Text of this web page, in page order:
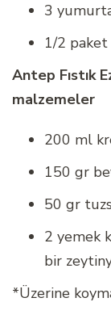
3 yumurta
1/2
Antep Fıstık
malzemeler
200 ml
150 gr
50 gr
2 yemek
bir
*Üzerine